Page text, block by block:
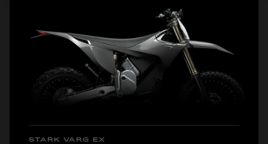
STARK VARG EX